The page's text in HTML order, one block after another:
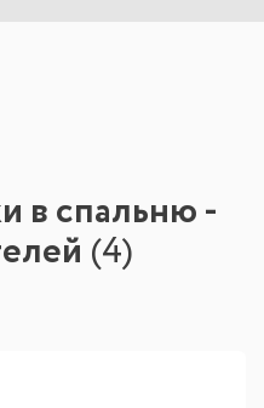
в спальню -
(4)